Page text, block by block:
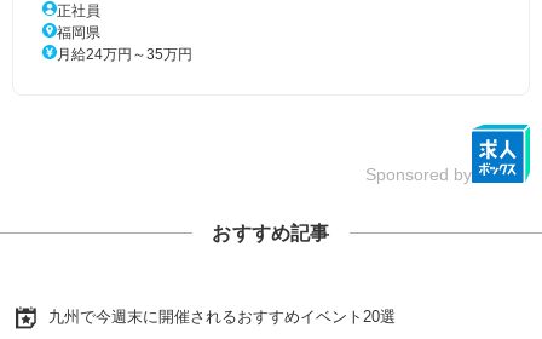
正社員
福岡県
月給24万円～35万円
Sponsored by
おすすめ記事
九州で今週末に開催されるおすすめイベント20選